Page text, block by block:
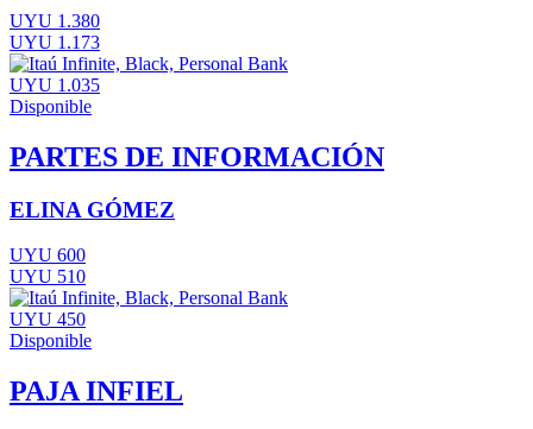
UYU 1.380
UYU 1.173
UYU 1.035
Disponible
PARTES DE INFORMACIÓN
ELINA GÓMEZ
UYU 600
UYU 510
UYU 450
Disponible
PAJA INFIEL